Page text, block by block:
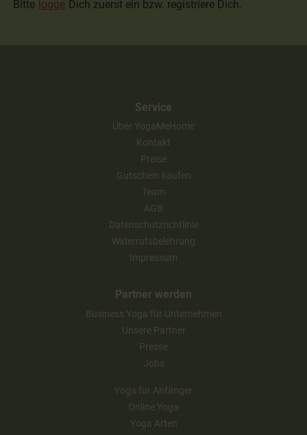
Bitte logge Dich zuerst ein bzw. registriere Dich.
Service
Über YogaMeHome
Kontakt
Preise
Gutschein kaufen
Team
AGB
Datenschutzrichtlinie
Widerrufsbelehrung
Impressum
Partner werden
Business Yoga für Unternehmen
Unsere Partner
Presse
Jobs
Yoga für Anfänger
Online Yoga
Yoga Arten